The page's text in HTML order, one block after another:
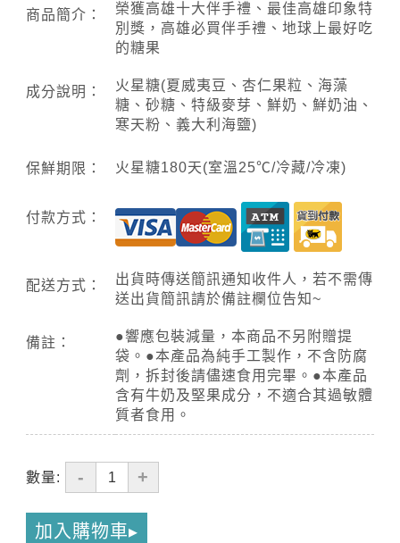
商品簡介：
榮獲高雄十大伴手禮、最佳高雄印象特
別獎，高雄必買伴手禮、地球上最好吃
的糖果
成分說明：
火星糖(夏威夷豆、杏仁果粒、海藻
糖、砂糖、特級麥芽、鮮奶、鮮奶油、
寒天粉、義大利海鹽)
保鮮期限： 火星糖180天(室溫25℃/冷藏/冷凍)
付款方式：
配送方式：
出貨時傳送簡訊通知收件人，若不需傳
送出貨簡訊請於備註欄位告知~
備註：
●響應包裝減量，本商品不另附贈提
袋。●本產品為純手工製作，不含防腐
劑，拆封後請儘速食用完畢。●本產品
含有牛奶及堅果成分，不適合其過敏體
質者食用。
數量: - +
加入購物車